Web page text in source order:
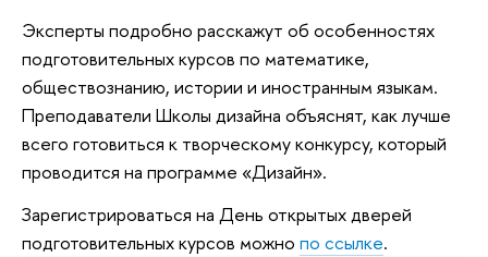
Эксперты подробно расскажут об особенностях
подготовительных курсов по математике,
обществознанию, истории и иностранным языкам.
Преподаватели Школы дизайна объяснят, как лучше
всего готовиться к творческому конкурсу, который
проводится на программе «Дизайн».
Зарегистрироваться на День открытых дверей
подготовительных курсов можно по ссылке.